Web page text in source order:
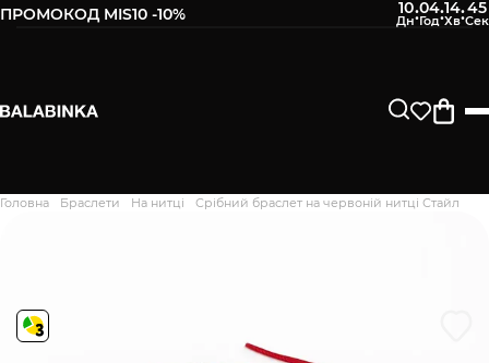
ПРОМОКОД MIS10 -10% 10:04:14:44
Головна Браслети На нитці Срібний браслет на червоній нитці Стайл
Дякуємо. Ваш відгук
відправлено СМС про наявність в нашому магазині